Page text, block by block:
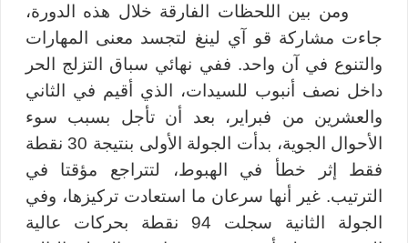
ومن بين اللحظات الفارقة خلال هذه الدورة،
جاءت مشاركة قو آي لينغ لتجسد معنى المهارات
والتنوع في آن واحد. ففي نهائي سباق التزلج الحر
داخل نصف أنبوب للسيدات، الذي أقيم في الثاني
والعشرين من فبراير، بعد أن تأجل بسبب سوء
الأحوال الجوية، بدأت الجولة الأولى بنتيجة 30 نقطة
فقط إثر خطأ في الهبوط، لتتراجع مؤقتا في
الترتيب. غير أنها سرعان ما استعادت تركيزها، وفي
الجولة الثانية سجلت 94 نقطة بحركات عالية